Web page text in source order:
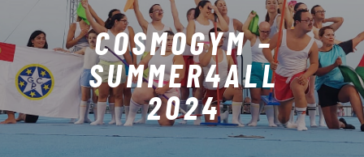
COSMOGYM –
SUMMER4ALL
2024